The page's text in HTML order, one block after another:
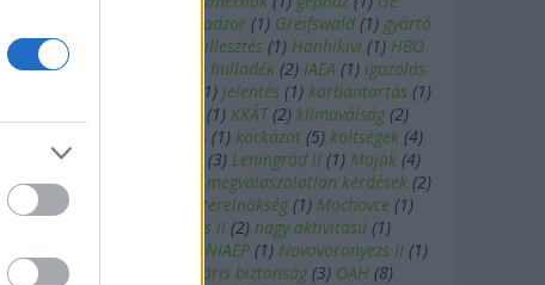
Goszatomnadzor (1) Greifswald (1) gyártó
1) HAEA hálózatba illesztés (1) Hanhikivi (1) HBO
(1) hegesztő hulladék (2) IAEA (1) igazolás
1) jelentés (1) karbantartás (1)
(1) KKÁT (2) klímaválság (2)
KNPA (1) kockázat (5) költségek (4)
Lazard
(3) Leningrád II (1) Majak (4)
majak
megválaszolatlan kérdések (2)
menetrend
Miniszterelnökség (1) Mochovce (1)
MVM Paks II (2) nagy aktivitású (1)
NIAEP (1) Novovoronyezs II (1)
nukleáris
nukleáris biztonság (3) OAH (8)